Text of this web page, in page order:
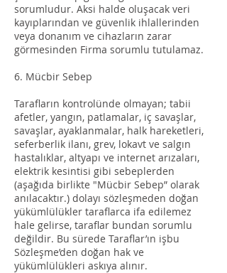
sorumludur. Aksi halde oluşacak veri
kayıplarından ve güvenlik ihlallerinden
veya donanım ve cihazların zarar
görmesinden Firma sorumlu tutulamaz.
6. Mücbir Sebep
Tarafların kontrolünde olmayan; tabii
afetler, yangın, patlamalar, iç savaşlar,
savaşlar, ayaklanmalar, halk hareketleri,
seferberlik ilanı, grev, lokavt ve salgın
hastalıklar, altyapı ve internet arızaları,
elektrik kesintisi gibi sebeplerden
(aşağıda birlikte "Mücbir Sebep” olarak
anılacaktır.) dolayı sözleşmeden doğan
yükümlülükler taraflarca ifa edilemez
hale gelirse, taraflar bundan sorumlu
değildir. Bu sürede Taraflar’ın işbu
Sözleşme’den doğan hak ve
yükümlülükleri askıya alınır.